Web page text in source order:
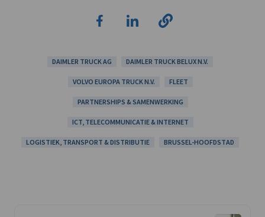
DAIMLER TRUCK AG DAIMLER TRUCK BELUX N.V.
VOLVO EUROPA TRUCK N.V. FLEET
PARTNERSHIPS & SAMENWERKING
ICT, TELECOMMUNICATIE & INTERNET
LOGISTIEK, TRANSPORT & DISTRIBUTIE BRUSSEL-HOOFDSTAD